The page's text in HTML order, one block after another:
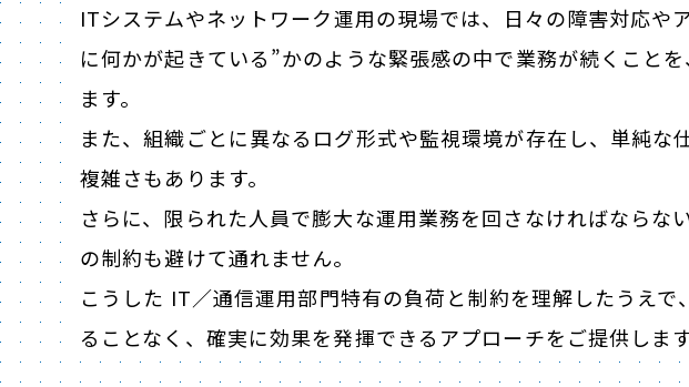
ITシステムやネットワーク運用の現場では、日々の障害対応や
に何かが起きている”かのような緊張感の中で業務が続くこと
ます。
また、組織ごとに異なるログ形式や監視環境が存在し、単純な
複雑さもあります。
さらに、限られた人員で膨大な運用業務を回さなければならな
の制約も避けて通れません。
こうした IT／通信運用部門特有の負荷と制約を理解したうえで
ることなく、確実に効果を発揮できるアプローチをご提供します